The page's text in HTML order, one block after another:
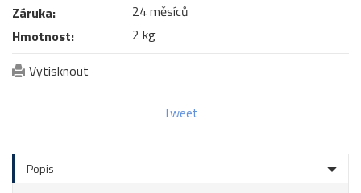
Záruka:
24 měsíců
Hmotnost:
2 kg
Vytisknout
Tweet
Popis